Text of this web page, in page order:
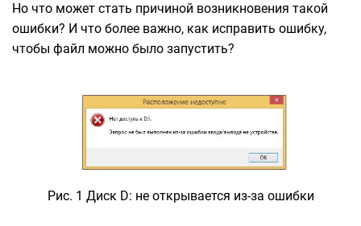
Но что может стать причиной возникновения такой
ошибки? И что более важно, как исправить ошибку,
чтобы файл можно было запустить?
Рис. 1 Диск D: не открывается из-за ошибки